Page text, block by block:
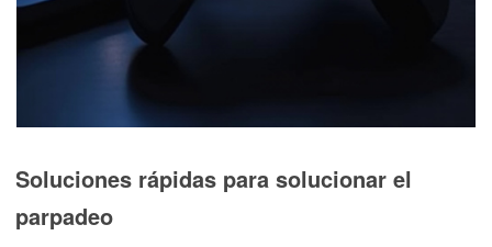
Soluciones rápidas para solucionar el
parpadeo